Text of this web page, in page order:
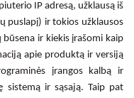
IP adresą, užklausą iš
puslapį) ir tokios užklausos
ir kiekis įrašomi kaip
apie produktą ir versiją
įrangos kalbą ir
sistemą ir sąsają. Taip pat